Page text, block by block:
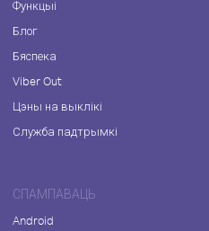
Функцыі
Блог
Бяспека
Viber Out
Цэны на выклікі
Служба падтрымкі
СПАМПАВАЦЬ
Android